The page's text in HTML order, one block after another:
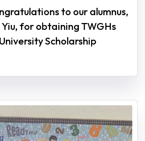
to our alumnus,
Yiu, for obtaining TWGHs
Scholarship